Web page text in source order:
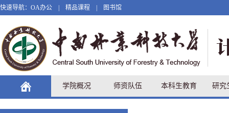
快速导航： OA办公 精品课程 图书馆
学院概况 师资队伍 本科生教育 研究